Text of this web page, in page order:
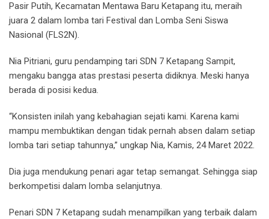
Pasir Putih, Kecamatan Mentawa Baru Ketapang itu, meraih
juara 2 dalam lomba tari Festival dan Lomba Seni Siswa
Nasional (FLS2N).
Nia Pitriani, guru pendamping tari SDN 7 Ketapang Sampit,
mengaku bangga atas prestasi peserta didiknya. Meski hanya
berada di posisi kedua.
“Konsisten inilah yang kebahagian sejati kami. Karena kami
mampu membuktikan dengan tidak pernah absen dalam setiap
lomba tari setiap tahunnya,” ungkap Nia, Kamis, 24 Maret 2022.
Dia juga mendukung penari agar tetap semangat. Sehingga siap
berkompetisi dalam lomba selanjutnya.
Penari SDN 7 Ketapang sudah menampilkan yang terbaik dalam